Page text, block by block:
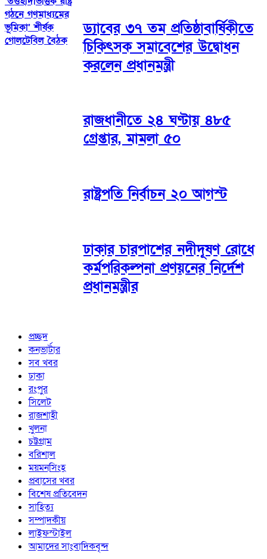
গঠনে গণমাধ্যমের
ভূমিকা’ শীর্ষক
গোলটেবিল বৈঠক
ড্যাবের ৩৭ তম প্রতিষ্ঠাবার্ষিকীতে
চিকিৎসক সমাবেশের উদ্বোধন
করলেন প্রধানমন্ত্রী
রাজধানীতে ২৪ ঘণ্টায় ৪৮৫
গ্রেপ্তার, মামলা ৫০
রাষ্ট্রপতি নির্বাচন ২০ আগস্ট
ঢাকার চারপাশের নদীদূষণ রোধে
কর্মপরিকল্পনা প্রণয়নের নির্দেশ
প্রধানমন্ত্রীর
প্রচ্ছদ
কনভার্টার
সব খবর
ঢাকা
রংপুর
সিলেট
রাজশাহী
খুলনা
চট্টগ্রাম
বরিশাল
ময়মনসিংহ
প্রবাসের খবর
বিশেষ প্রতিবেদন
সাহিত্য
সম্পাদকীয়
লাইফস্টাইল
আমাদের সাংবাদিকবৃন্দ